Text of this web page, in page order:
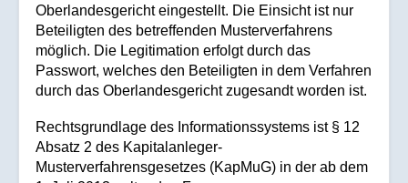
Oberlandesgericht eingestellt. Die Einsicht ist nur
Beteiligten des betreffenden Musterverfahrens
möglich. Die Legitimation erfolgt durch das
Passwort, welches den Beteiligten in dem Verfahren
durch das Oberlandesgericht zugesandt worden ist.
Rechtsgrundlage des Informationssystems ist § 12
Absatz 2 des Kapitalanleger-
Musterverfahrensgesetzes (KapMuG) in der ab dem